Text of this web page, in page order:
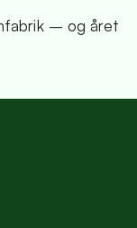
– og året